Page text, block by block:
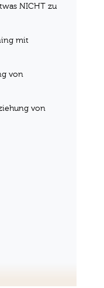
NICHT zu
mit
von
von